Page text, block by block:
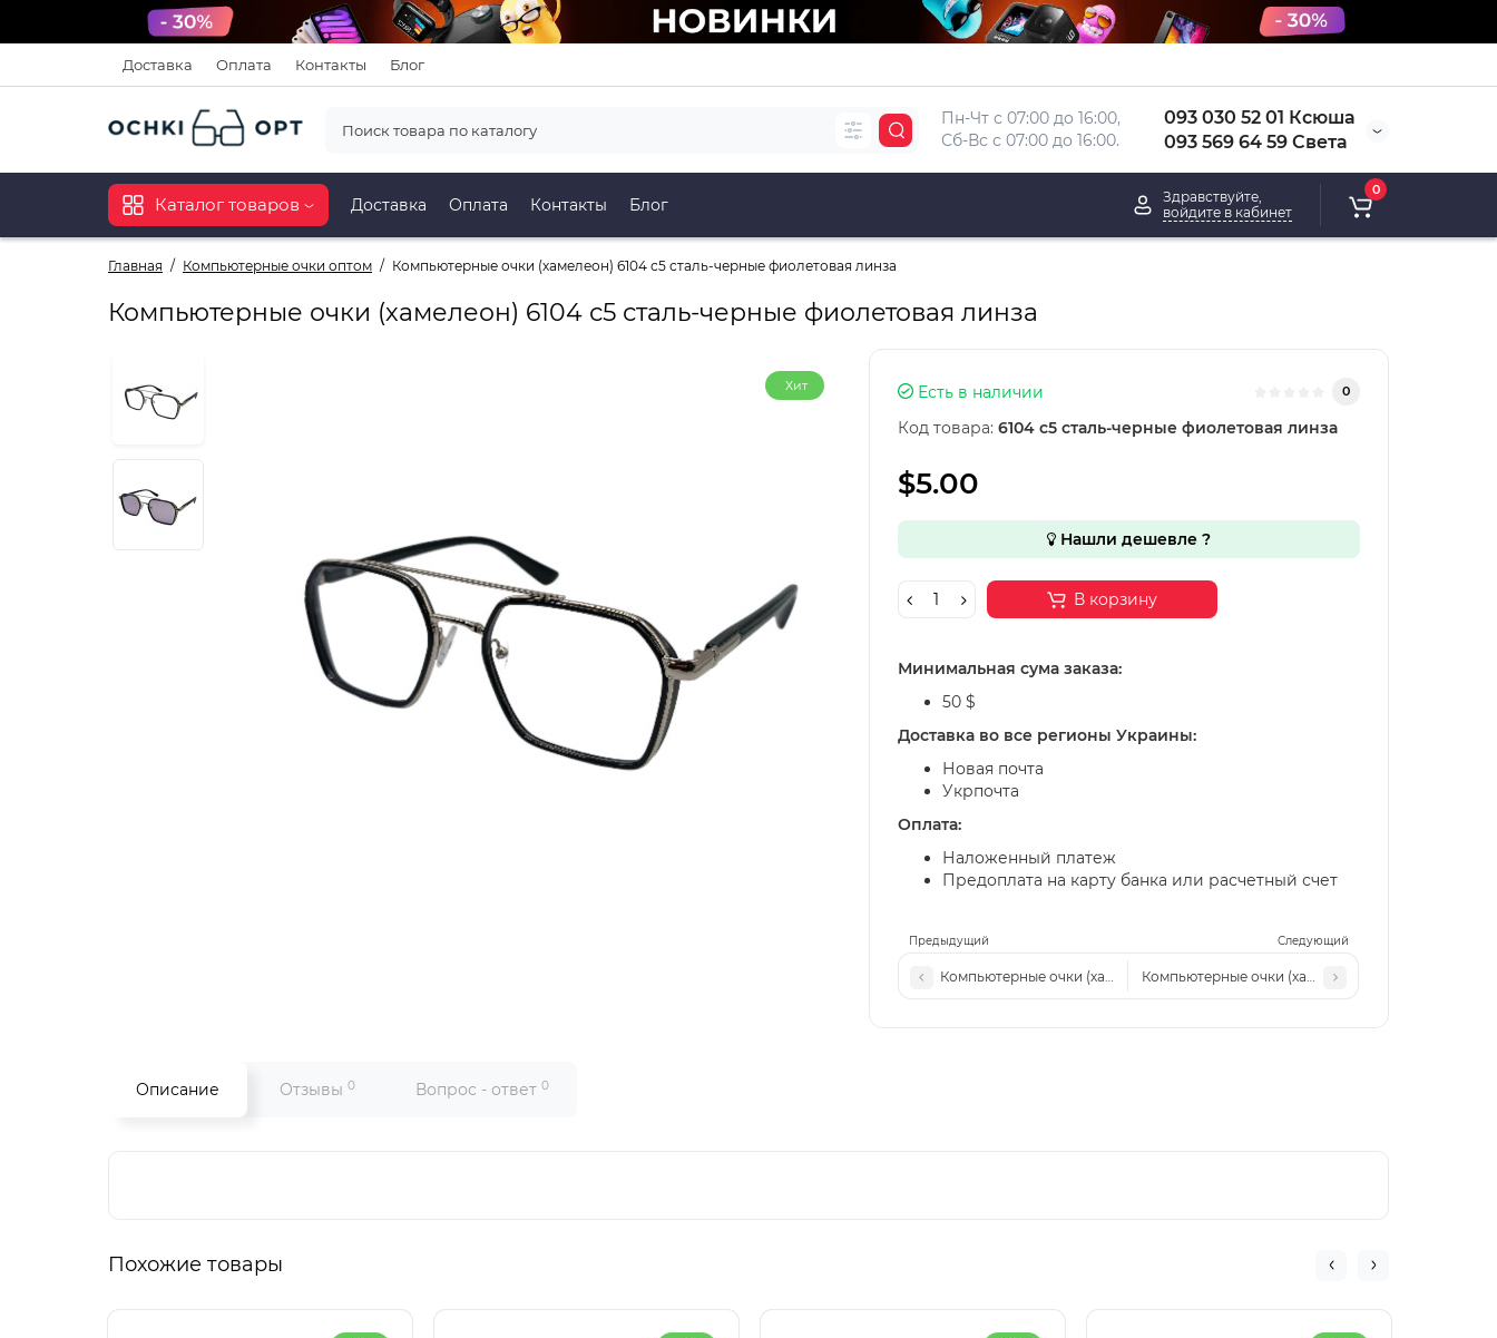
Доставка Оплата Контакты Блог
Пн-Чт с 07:00 до 16:00,
Сб-Вс с 07:00 до 16:00.
093 030 52 01 Ксюша
093 569 64 59 Света
Каталог товаров Доставка Оплата Контакты Блог
Здравствуйте,
войдите в кабинет
0
Главная Компьютерные очки оптом Компьютерные очки (хамелеон) 6104 с5 сталь-черные фиолетовая линза
Компьютерные очки (хамелеон) 6104 с5 сталь-черные фиолетовая линза
Хит
Предыдущий Следующий
Компьютерные очки (хамелеон) 6104 с6 сталь-серые серая линза
Есть в наличии 0
Код товара: 6104 с5 сталь-черные фиолетовая линза
$5.00
Нашли дешевле ?
В корзину
Минимальная сума заказа:
50 $
Доставка во все регионы Украины:
Новая почта
Укрпочта
Оплата:
Наложенный платеж
Предоплата на карту банка или расчетный счет
Описание Отзывы 0 Вопрос - ответ 0
Похожие товары